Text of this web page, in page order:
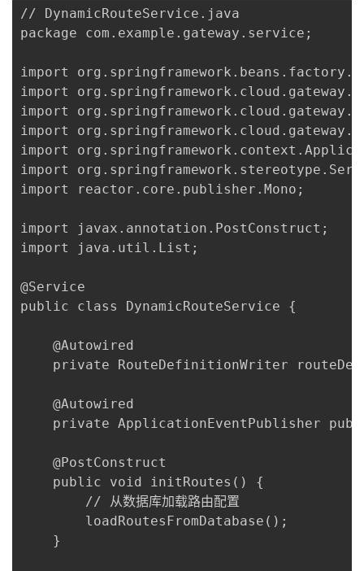
// DynamicRouteService.java
package com.example.gateway.service;
import
import
import
import
import
import
import reactor.core.publisher.Mono;
import javax.annotation.PostConstruct;
import java.util.List;
@Service
public class DynamicRouteService {
    @Autowired
private RouteDefinitionWriter
    @Autowired
private ApplicationEventPublisher
    @PostConstruct
    public void initRoutes() {
        // 从数据库加载路由配置
        loadRoutesFromDatabase();
    }